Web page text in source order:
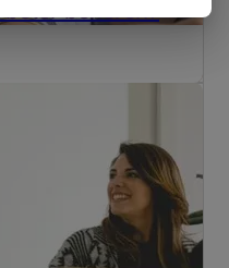
om het overzicht te
checklist slaat